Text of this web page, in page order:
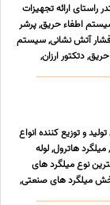
راستای ارائه تجهیزات
اطفاء حریق, پرشر
آتش نشانی, سیستم
دتکتور ارزان,
و توزیع کننده انواع
هاترول, لوله
نوع میلگرد های
میلگرد های صنعتی,